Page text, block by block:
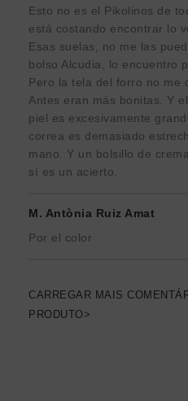
Esto no es el Pikolinos de
está costando encontrar lo
Esas suelas, no me las
bolso Alcudia, lo encuentro
Pero la tela del forro no me
Antes eran más bonitas. Y
piel es excesivamente
correa es demasiado
mano. Y un bolsillo de
sí es un acierto.
M. Antònia Ruiz Amat
Por el color
CARREGAR MAIS
PRODUTO>